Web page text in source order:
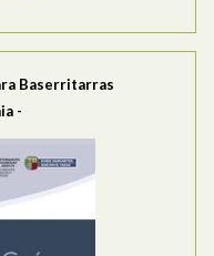
Baserritarras
-